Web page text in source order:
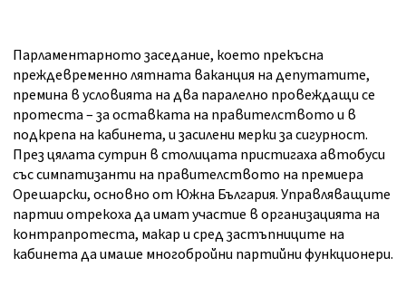
Парламентарното заседание, което прекъсна
преждевременно лятната ваканция на депутатите,
премина в условията на два паралелно провеждащи се
протеста – за оставката на правителството и в
подкрепа на кабинета, и засилени мерки за сигурност.
През цялата сутрин в столицата пристигаха автобуси
със симпатизанти на правителството на премиера
Орешарски, основно от Южна България. Управляващите
партии отрекоха да имат участие в организацията на
контрапротеста, макар и сред застъпниците на
кабинета да имаше многобройни партийни функционери.